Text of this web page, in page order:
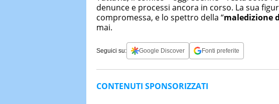
denunce e processi ancora in corso. La sua
compromessa, e lo spettro della “maledizione
mai.
Seguici su: Google Discover Fonti preferite